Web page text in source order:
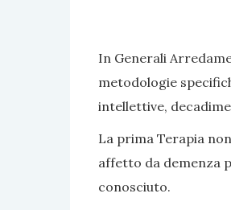
In Generali
metodologie
intellettive,
La prima Terapia
affetto da demenza
conosciuto.